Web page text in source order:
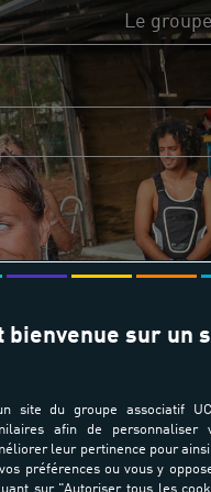
Le groupe
L'UCPA,
Utilité
Missions
bienvenue sur un
site du groupe associatif
afin de
leur pertinence pour
préférences ou vous y